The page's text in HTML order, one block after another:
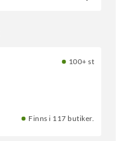
100+ st
Finns i 117 butiker.